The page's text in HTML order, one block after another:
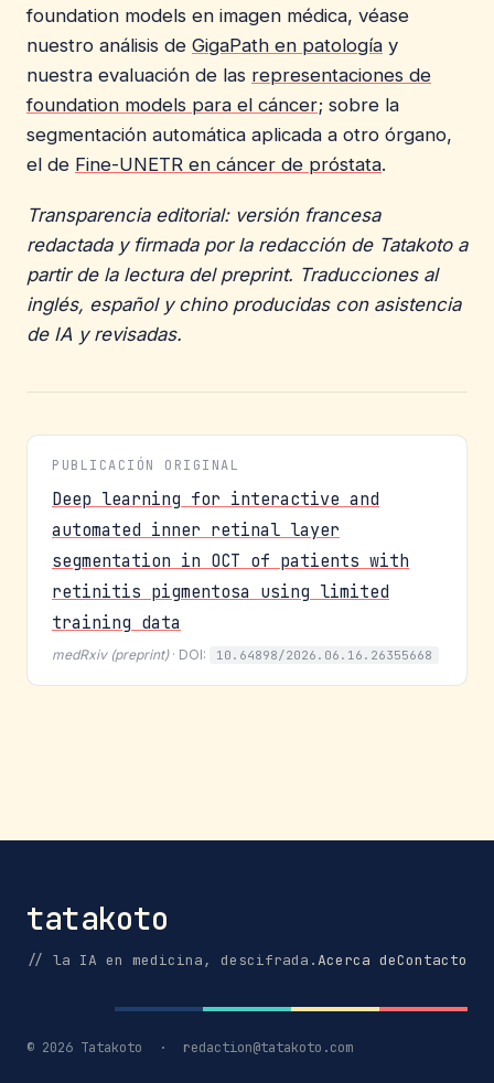
foundation models en imagen médica, véase
nuestro análisis de GigaPath en patología y
nuestra evaluación de las representaciones de
foundation models para el cáncer; sobre la
segmentación automática aplicada a otro órgano,
el de Fine-UNETR en cáncer de próstata.
Transparencia editorial: versión francesa
redactada y firmada por la redacción de Tatakoto a
partir de la lectura del preprint. Traducciones al
inglés, español y chino producidas con asistencia
de IA y revisadas.
PUBLICACIÓN ORIGINAL
Deep learning for interactive and
automated inner retinal layer
segmentation in OCT of patients with
retinitis pigmentosa using limited
training data
medRxiv (preprint)· DOI: 10.64898/2026.06.16.26355668
tatakoto
// la IA en medicina, descifrada.Acerca deContacto
© 2026 Tatakoto · redaction@tatakoto.com